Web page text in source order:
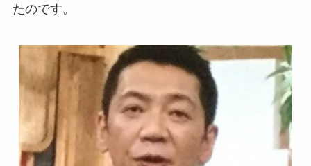
たのです。